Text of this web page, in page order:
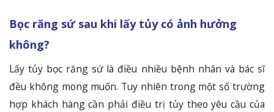
Bọc răng sứ sau khi lấy tủy có ảnh hưởng
không?
Lấy tủy bọc răng sứ là điều nhiều bệnh nhân và bác sĩ
đều không mong muốn. Tuy nhiên trong một số trường
hợp khách hàng cần phải điều trị tủy theo yêu cầu của